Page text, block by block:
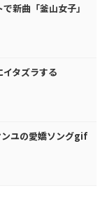
新曲「釜山女子」
タズラする
ンユの愛嬌ソングgif